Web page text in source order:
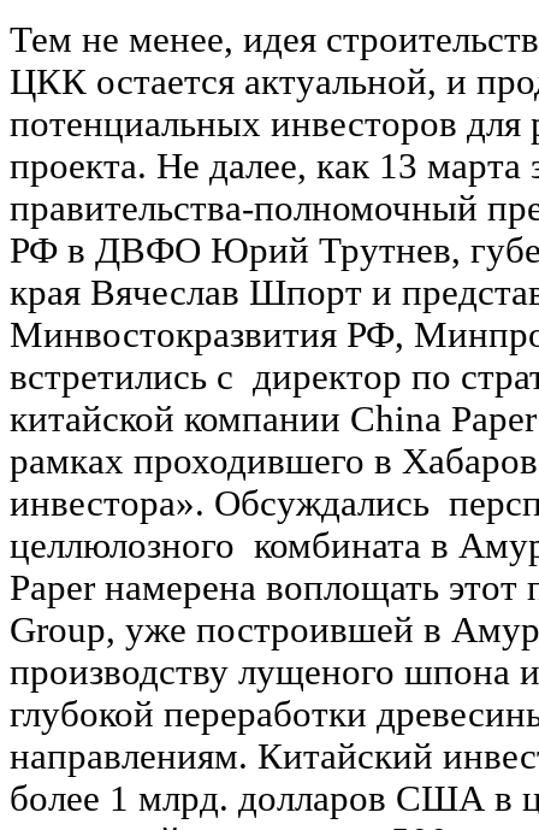
Тем не менее, идея
ЦКК остается актуальной, и
потенциальных инвесторов для
проекта. Не далее, как 13 марта
правительства-полномочный
РФ в ДВФО Юрий Трутнев,
края Вячеслав Шпорт и
Минвостокразвития РФ,
встретились с директор по
китайской компании China
рамках проходившего в
инвестора». Обсуждались
целлюлозного комбината в
Paper намерена воплощать этот
Group, уже построившей в
производству лущеного шпона
глубокой переработки
направлениям. Китайский
более 1 млрд. долларов США в